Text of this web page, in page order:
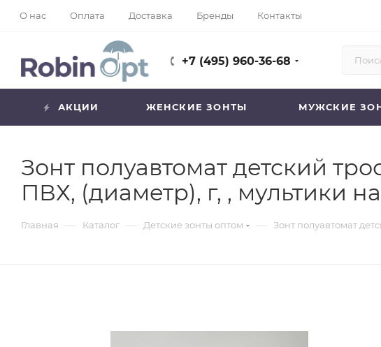
О нас Оплата Доставка Бренды Контакты
+7 (495) 960-36-68
АКЦИИ ЖЕНСКИЕ ЗОНТЫ МУЖСКИЕ
Зонт полуавтомат детский
ПВХ, (диаметр), г, , мультики
Главная — Каталог — Детские зонты оптом — Зонт полуавтомат